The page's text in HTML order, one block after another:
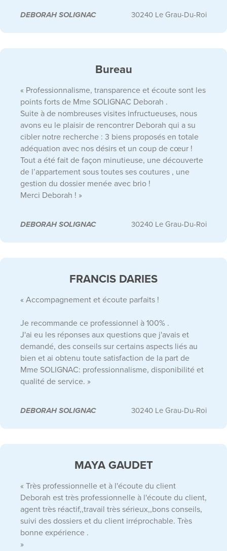
DEBORAH SOLIGNAC 30240 Le Grau-Du-Roi
Bureau
« Professionnalisme, transparence et écoute sont les
points forts de Mme SOLIGNAC Deborah .
Suite à de nombreuses visites infructueuses, nous
avons eu le plaisir de rencontrer Deborah qui a su
cibler notre recherche : 3 biens proposés en totale
adéquation avec nos désirs et un coup de cœur !
Tout a été fait de façon minutieuse, une découverte
de l’appartement sous toutes ses coutures , une
gestion du dossier menée avec brio !
Merci Deborah ! »
DEBORAH SOLIGNAC 30240 Le Grau-Du-Roi
FRANCIS DARIES
« Accompagnement et écoute parfaits !
Je recommande ce professionnel à 100% .
J'ai eu les réponses aux questions que j'avais et
demandé, des conseils sur certains aspects liés au
bien et ai obtenu toute satisfaction de la part de
Mme SOLIGNAC: professionnalisme, disponibilité et
qualité de service. »
DEBORAH SOLIGNAC 30240 Le Grau-Du-Roi
MAYA GAUDET
« Très professionnelle et à l'écoute du client
Deborah est très professionnelle à l'écoute du client,
agent très réactif,,travail très sérieux,,bons conseils,
suivi des dossiers et du client irréprochable. Très
bonne expérience .
»